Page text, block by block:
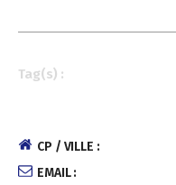
Tag(s) :
CP / VILLE :
EMAIL :